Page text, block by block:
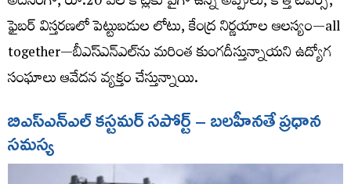
ఫైబర్‌ విస్తరణలో పెట్టుబడుల లోటు, కేంద్ర నిర్ణయాల ఆలస్యం—all
together—బీఎస్ఎన్ఎల్‌ను మరింత కుంగదీస్తున్నాయని ఉద్యోగ
సంఘాలు ఆవేదన వ్యక్తం చేస్తున్నాయి.
బిఎస్​ఎన్​ఎల్​ కస్టమర్‌ సపోర్ట్‌ – బలహీనతే ప్రధాన
సమస్య